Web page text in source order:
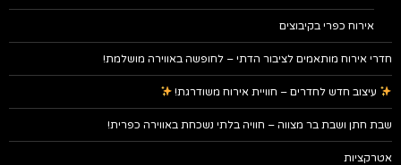
אירוח כפרי בקיבוצים
חדרי אירוח מותאמים לציבור הדתי – לחופשה באווירה מושלמת!
עיצוב חדש לחדרים – חוויית אירוח משודרגת!
שבת חתן ושבת בר מצווה – חוויה בלתי נשכחת באווירה כפרית!
אטרקציות